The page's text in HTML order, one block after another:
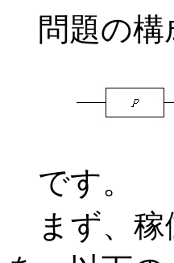
問題の構
です。
まず、稼